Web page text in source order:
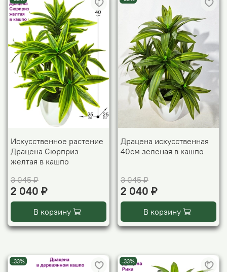
Искусственное растение
Драцена Сюрприз
желтая в кашпо
3 045 ₽
2 040 ₽
В корзину
Драцена искусственная
40см зеленая в кашпо
3 045 ₽
2 040 ₽
В корзину
-33% -33%